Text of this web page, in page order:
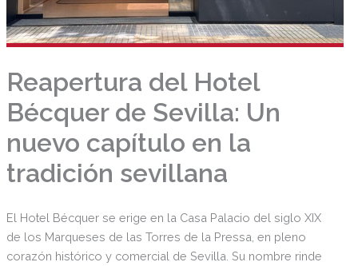
Reapertura del Hotel
Bécquer de Sevilla: Un
nuevo capítulo en la
tradición sevillana
El Hotel Bécquer se erige en la Casa Palacio del siglo XIX
de los Marqueses de las Torres de la Pressa, en pleno
corazón histórico y comercial de Sevilla. Su nombre rinde